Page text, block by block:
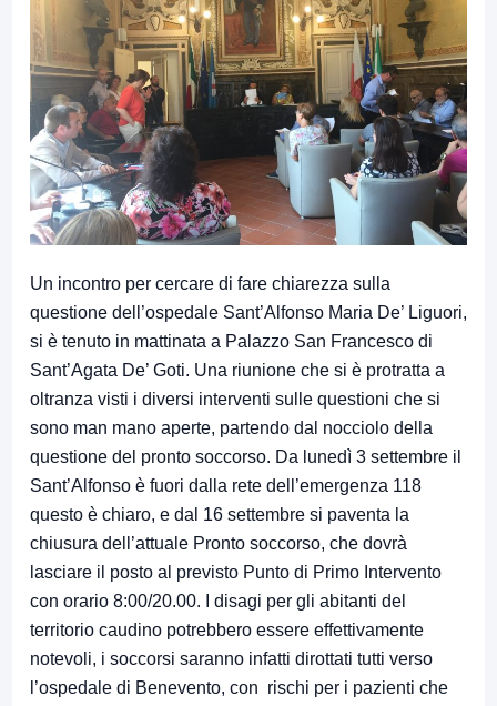
Un incontro per cercare di fare chiarezza sulla
questione dell’ospedale Sant’Alfonso Maria De’ Liguori,
si è tenuto in mattinata a Palazzo San Francesco di
Sant’Agata De’ Goti. Una riunione che si è protratta a
oltranza visti i diversi interventi sulle questioni che si
sono man mano aperte, partendo dal nocciolo della
questione del pronto soccorso. Da lunedì 3 settembre il
Sant’Alfonso è fuori dalla rete dell’emergenza 118
questo è chiaro, e dal 16 settembre si paventa la
chiusura dell’attuale Pronto soccorso, che dovrà
lasciare il posto al previsto Punto di Primo Intervento
con orario 8:00/20.00. I disagi per gli abitanti del
territorio caudino potrebbero essere effettivamente
notevoli, i soccorsi saranno infatti dirottati tutti verso
l’ospedale di Benevento, con rischi per i pazienti che